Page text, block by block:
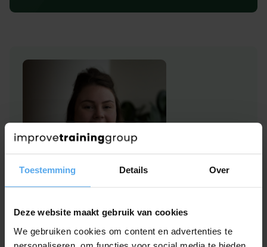
Toestemming Details Over
Deze website maakt gebruik van cookies
We gebruiken cookies om content en advertenties te
Hulp of advies nodig?